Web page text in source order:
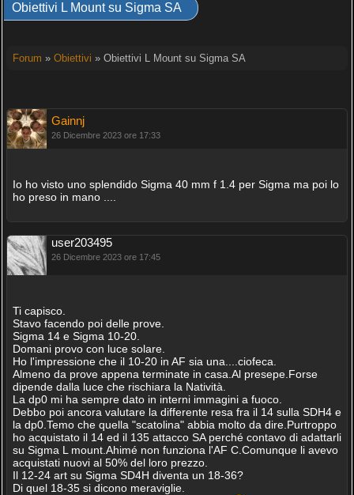
Obiettivi L Mount su Sigma SA
Forum » Obiettivi » Obiettivi L Mount su Sigma SA
Gainnj
26 Dicembre 2023 ore 17:33
Io ho visto uno splendido Sigma 40 mm f 1.4 per Sigma ma poi lo
ho preso in mano ....
user203495
26 Dicembre 2023 ore 17:45
Ti capisco.
Stavo facendo poi delle prove.
Sigma 14 e Sigma 10-20.
Domani provo con luce solare.
Ho l'impressione che il 10-20 in AF sia una....ciofeca.
Almeno da prove appena terminate in casa.Al presepe.Forse
dipende dalla luce che rischiara la Natività.
La dp0 mi ha sempre dato in interni immagini a fuoco.
Debbo poi ancora valutare la differente resa fra il 14 sulla SDH4 e
la dp0.Temo che quella "scatolina" abbia molto da dire.Purtroppo
ho acquistato il 14 ed il 135 attacco SA perché contavo di adattarli
su Sigma L mount.Ahimé non funziona l'AF C.Comunque li avevo
acquistati nuovi al 50% del loro prezzo.
Il 12-24 art su Sigma SD4H diventa un 18-36?
Di quel 18-35 si dicono meraviglie.